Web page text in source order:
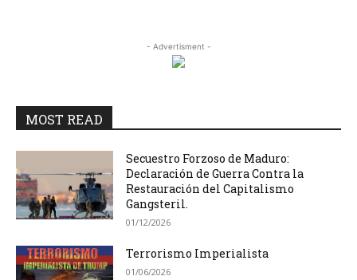
- Advertisment -
MOST READ
Secuestro Forzoso de Maduro:
Declaración de Guerra Contra la
Restauración del Capitalismo
Gangsteril.
01/12/2026
Terrorismo Imperialista
01/06/2026